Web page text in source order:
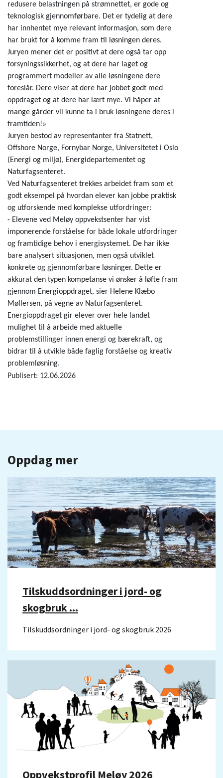
redusere belastningen på strømnettet, er gode og
teknologisk gjennomførbare. Det er tydelig at dere
har innhentet mye relevant informasjon, som dere
har brukt for å komme fram til løsningen deres.
Juryen mener det er positivt at dere også tar opp
forsyningssikkerhet, og at dere har laget og
programmert modeller av alle løsningene dere
foreslår. Dere viser at dere har jobbet godt med
oppdraget og at dere har lært mye. Vi håper at
mange gårder vil kunne ta i bruk løsningene deres i
framtiden!»
Juryen bestod av representanter fra Statnett,
Offshore Norge, Fornybar Norge, Universitetet i Oslo
(Energi og miljø), Energidepartementet og
Naturfagsenteret.
Ved Naturfagsenteret trekkes arbeidet fram som et
godt eksempel på hvordan elever kan jobbe praktisk
og utforskende med komplekse utfordringer:
- Elevene ved Meløy oppvekstsenter har vist
imponerende forståelse for både lokale utfordringer
og framtidige behov i energisystemet. De har ikke
bare analysert situasjonen, men også utviklet
konkrete og gjennomførbare løsninger. Dette er
akkurat den typen kompetanse vi ønsker å løfte fram
gjennom Energioppdraget, sier Helene Klæbo
Møllersen, på vegne av Naturfagsenteret.
Energioppdraget gir elever over hele landet
mulighet til å arbeide med aktuelle
problemstillinger innen energi og bærekraft, og
bidrar til å utvikle både faglig forståelse og kreativ
problemløsning.
Publisert: 12.06.2026
Oppdag mer
Tilskuddsordninger i jord- og
skogbruk ...
Tilskuddsordninger i jord- og skogbruk 2026
Oppvekstprofil Meløy 2026